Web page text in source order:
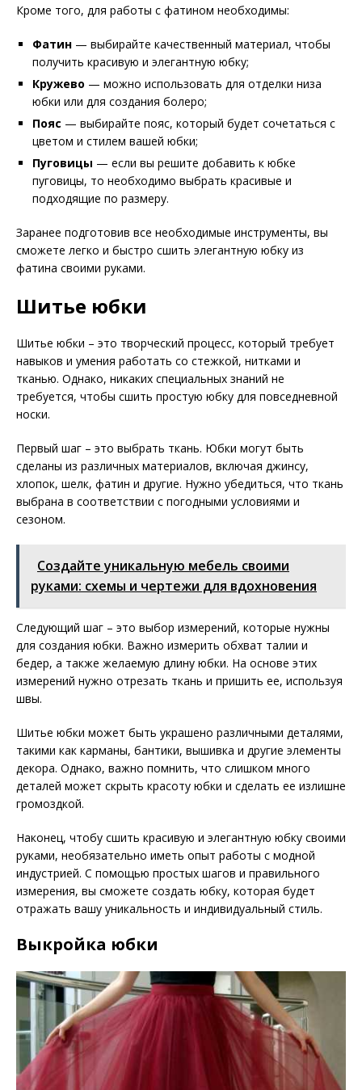
Кроме того, для работы с фатином необходимы:
Фатин — выбирайте качественный материал, чтобы
получить красивую и элегантную юбку;
Кружево — можно использовать для отделки низа
юбки или для создания болеро;
Пояс — выбирайте пояс, который будет сочетаться с
цветом и стилем вашей юбки;
Пуговицы — если вы решите добавить к юбке
пуговицы, то необходимо выбрать красивые и
подходящие по размеру.
Заранее подготовив все необходимые инструменты, вы
сможете легко и быстро сшить элегантную юбку из
фатина своими руками.
Шитье юбки
Шитье юбки – это творческий процесс, который требует
навыков и умения работать со стежкой, нитками и
тканью. Однако, никаких специальных знаний не
требуется, чтобы сшить простую юбку для повседневной
носки.
Первый шаг – это выбрать ткань. Юбки могут быть
сделаны из различных материалов, включая джинсу,
хлопок, шелк, фатин и другие. Нужно убедиться, что ткань
выбрана в соответствии с погодными условиями и
сезоном.
Создайте уникальную мебель своими
руками: схемы и чертежи для вдохновения
Следующий шаг – это выбор измерений, которые нужны
для создания юбки. Важно измерить обхват талии и
бедер, а также желаемую длину юбки. На основе этих
измерений нужно отрезать ткань и пришить ее, используя
швы.
Шитье юбки может быть украшено различными деталями,
такими как карманы, бантики, вышивка и другие элементы
декора. Однако, важно помнить, что слишком много
деталей может скрыть красоту юбки и сделать ее излишне
громоздкой.
Наконец, чтобу сшить красивую и элегантную юбку своими
руками, необязательно иметь опыт работы с модной
индустрией. С помощью простых шагов и правильного
измерения, вы сможете создать юбку, которая будет
отражать вашу уникальность и индивидуальный стиль.
Выкройка юбки